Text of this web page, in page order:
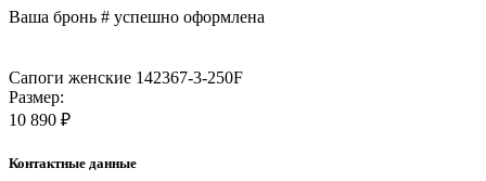
Ваша бронь # успешно оформлена
Сапоги женские 142367-3-250F
Размер:
10 890 ₽
Контактные данные